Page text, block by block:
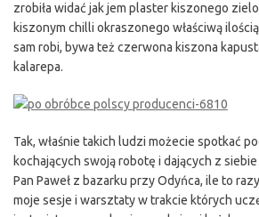
zrobiła widać jak jem plaster kiszonego
kiszonym chilli okraszonego właściwą
sam robi, bywa też czerwona kiszona
kalarepa.
Tak, właśnie takich ludzi możecie spotkać
kochających swoją robotę i dających z
Pan Paweł z bazarku przy Odyńca, ile to
moje sesje i warsztaty w trakcie których